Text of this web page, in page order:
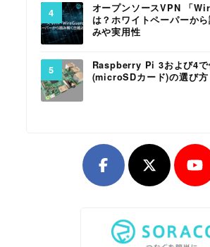
オープンソースVPN 「
は？ホワイトペーパーか
みや実用性
Raspberry Pi 3および4で
(microSDカード)の選び